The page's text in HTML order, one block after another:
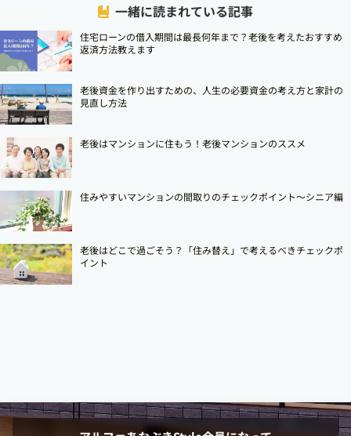
一緒に読まれている記事
住宅ローンの借入期間は最長何年まで？老後を考えたおすすめ
返済方法教えます
老後資金を作り出すための、人生の必要資金の考え方と家計の
見直し方法
老後はマンションに住もう！老後マンションのススメ
住みやすいマンションの間取りのチェックポイント～シニア編
老後はどこで過ごそう？「住み替え」で考えるべきチェックポ
イント